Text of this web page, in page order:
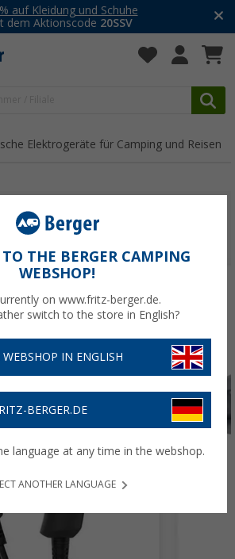
auf Kleidung und Schuhe
dem Aktionscode 20SSV
Elektrogeräte für Camping und Reisen
THE BERGER CAMPING
WEBSHOP!
on www.fritz-berger.de.
switch to the store in English?
IN ENGLISH
BERGER.DE
language at any time in the webshop.
ANOTHER LANGUAGE